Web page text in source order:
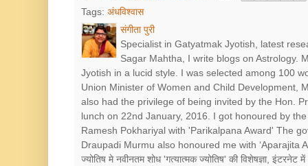
Tags: अंधविश्वास
संगीता पुरी
Specialist in Gatyatmak Jyotish, latest
Sagar Mahtha, I write blogs on Astrology.
Jyotish in a lucid style. I was selected among 100
Union Minister of Women and Child Development,
also had the privilege of being invited by the Hon.
lunch on 22nd January, 2016. I got honoured by
Ramesh Pokhariyal with 'Parikalpana Award' The
Draupadi Murmu also honoured me with ‘Aparajita
ज्योतिष मे नवीनतम शोध 'गत्यात्मक ज्योतिष' की विशेषज्ञा,